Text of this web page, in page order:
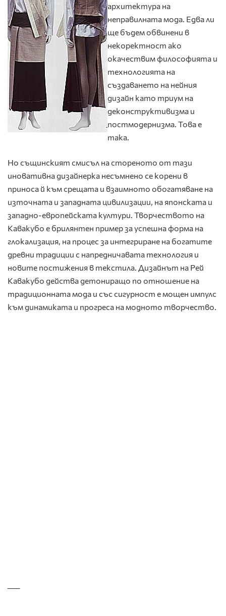
архитектура на
неправилната мода. Едва ли
ще бъдем обвинени в
некоректност ако
окачествим философията и
технологията на
създаването на нейния
дизайн като триум на
деконструктивизма и
постмодернизма. Това е
така.
Но същинският смисъл на стореното от тази
иновативна дизайнерка несъмнено се корени в
приноса й към срещата и взаимното обогатяване на
източната и западната цивилизации, на японската и
западно-европейската култури. Творчеството на
Кавакубо е брилянтен пример за успешна форма на
глокализация, на процес за интегриране на богатите
древни традиции с напредничавата технология и
новите постижения в текстила. Дизайнът на Рей
Кавакубо действа детониращо по отношение на
традиционната мода и със сигурност е мощен импулс
към динамиката и прогреса на модното творчество.